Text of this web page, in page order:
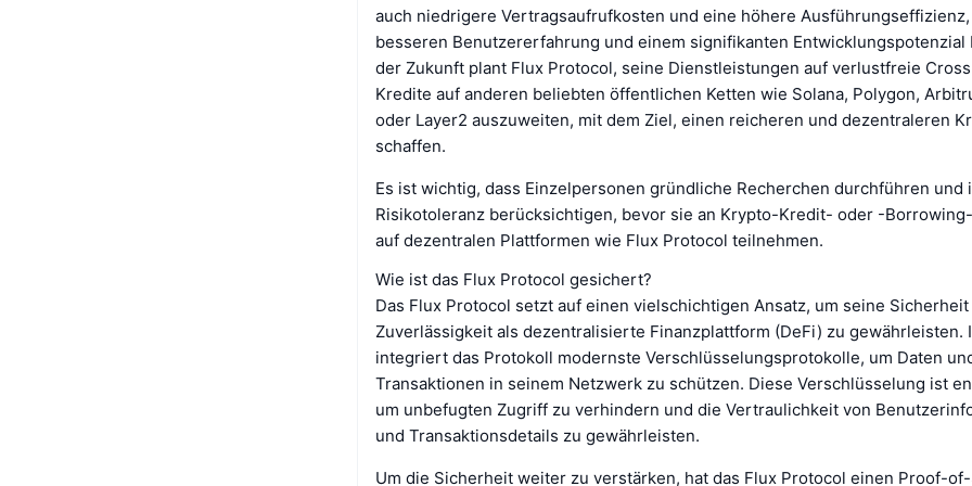
auch niedrigere Vertragsaufrufkosten und eine höhere
besseren Benutzererfahrung und einem signifikanten Entwicklungspotenzial
der Zukunft plant Flux Protocol, seine Dienstleistungen auf verlustfreie
Kredite auf anderen beliebten öffentlichen Ketten wie Solana, Polygon,
oder Layer2 auszuweiten, mit dem Ziel, einen reicheren und dezentraleren
schaffen.
Es ist wichtig, dass Einzelpersonen gründliche Recherchen durchführen und
Risikotoleranz berücksichtigen, bevor sie an Krypto-Kredit- oder -
auf dezentralen Plattformen wie Flux Protocol teilnehmen.
Wie ist das Flux Protocol gesichert?
Das Flux Protocol setzt auf einen vielschichtigen Ansatz, um seine
Zuverlässigkeit als dezentralisierte Finanzplattform (DeFi) zu gewährleisten.
integriert das Protokoll modernste Verschlüsselungsprotokolle, um Daten
Transaktionen in seinem Netzwerk zu schützen. Diese Verschlüsselung ist
um unbefugten Zugriff zu verhindern und die Vertraulichkeit von
und Transaktionsdetails zu gewährleisten.
Um die Sicherheit weiter zu verstärken, hat das Flux Protocol einen Proof-